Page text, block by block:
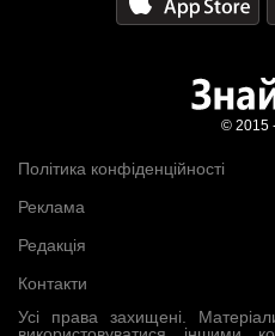
Усі права захищені.
Політика конфіденційності
Реклама
Редакція
Контакти
© 2015